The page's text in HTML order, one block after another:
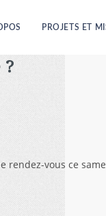
PROJETS ET
vous ce